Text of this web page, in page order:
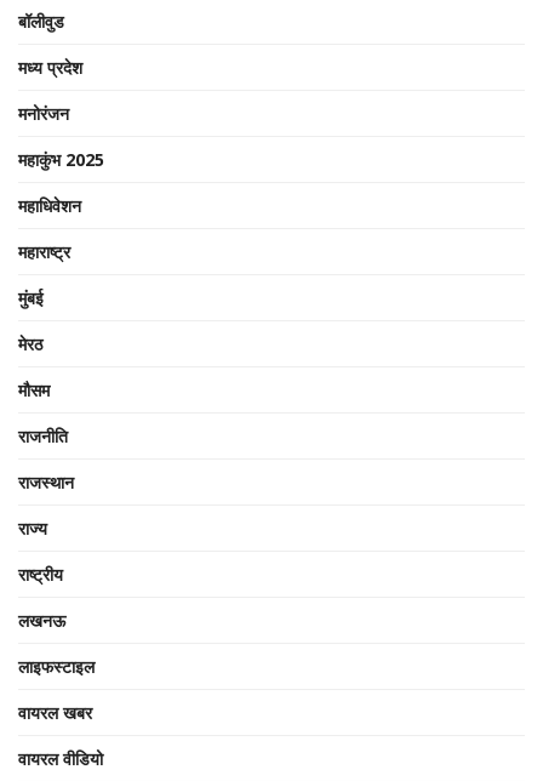
बॉलीवुड
मध्य प्रदेश
मनोरंजन
महाकुंभ 2025
महाधिवेशन
महाराष्ट्र
मुंबई
मेरठ
मौसम
राजनीति
राजस्थान
राज्य
राष्ट्रीय
लखनऊ
लाइफस्टाइल
वायरल खबर
वायरल वीडियो